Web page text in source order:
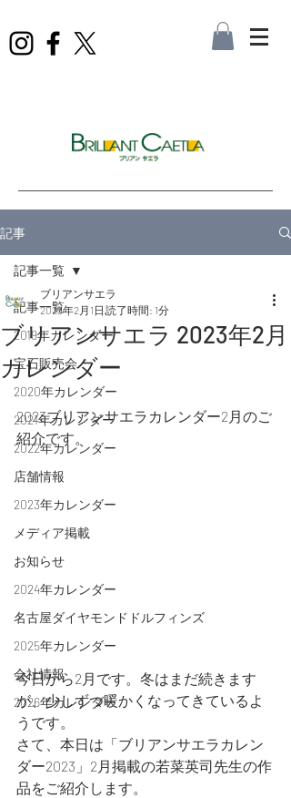
記事
記事一覧
2019年カレンダー
宝石販売会
2020年カレンダー
2021年カレンダー
2022年カレンダー
店舗情報
2023年カレンダー
メディア掲載
お知らせ
2024年カレンダー
名古屋ダイヤモンドドルフィンズ
2025年カレンダー
会社情報
2026年カレンダー
記事一覧
ブリアンサエラ 2023年2月
カレンダー
ブリアンサエラ
2023年2月1日 読了時間: 1分
2023ブリアンサエラカレンダー2月のご
紹介です。
今日から2月です。冬はまだ続きます
が、少しずつ暖かくなってきているよ
うです。
さて、本日は「ブリアンサエラカレン
ダー2023」2月掲載の若菜英司先生の作
品をご紹介します。